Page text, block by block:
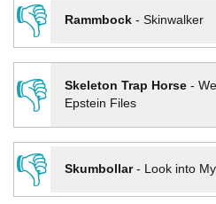
👎
Rammbock- Skinwalker
👎
Skeleton Trap Horse-
Epstein Files
👎
Skumbollar- Look into